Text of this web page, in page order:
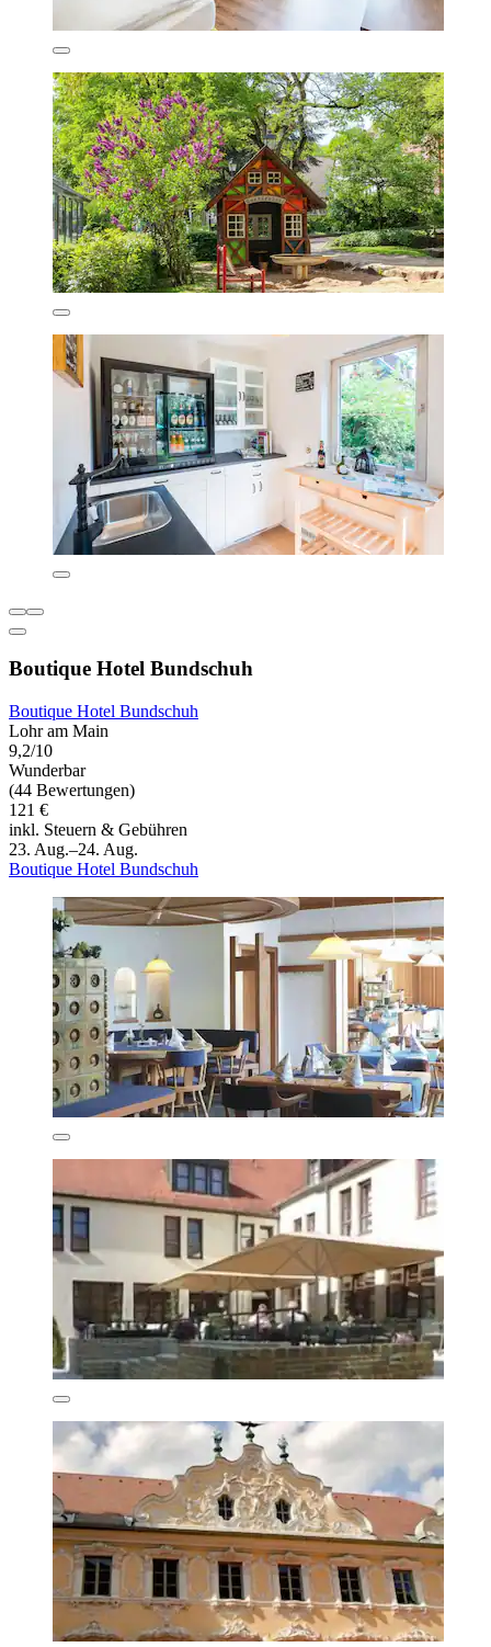
Boutique Hotel Bundschuh
Boutique Hotel Bundschuh
Lohr am Main
9,2/10
Wunderbar
(44 Bewertungen)
121 €
inkl. Steuern & Gebühren
23. Aug.–24. Aug.
Boutique Hotel Bundschuh